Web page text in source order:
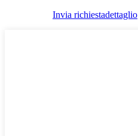
Invia richiestadettaglio